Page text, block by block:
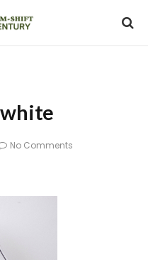
No Comments